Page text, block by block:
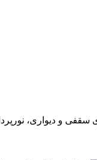
سقفی و دیواری،